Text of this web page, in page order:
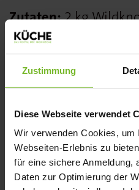
Zustimmung
Diese Webseite verwendet
Wir verwenden Cookies, um
Webseiten-Erlebnis zu
für eine sichere Anmeldung,
Daten zur Optimierung der
Zutaten:2 kg
500 g Zwiebeln, 200 g
Petersilienwurzel,
Stange Lauch, 1 EL
Gewürznelken, 1
Wacholderbeeren, je